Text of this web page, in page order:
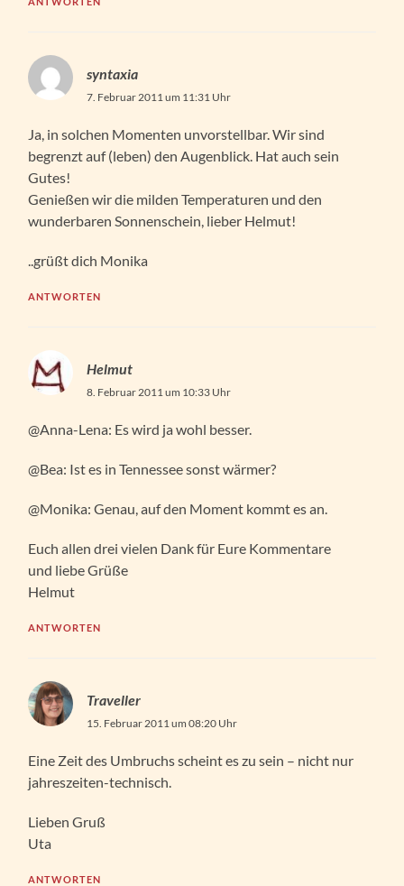
syntaxia
7. Februar 2011 um 11:31 Uhr
Ja, in solchen Momenten unvorstellbar. Wir sind
begrenzt auf (leben) den Augenblick. Hat auch sein
Gutes!
Genießen wir die milden Temperaturen und den
wunderbaren Sonnenschein, lieber Helmut!
..grüßt dich Monika
ANTWORTEN
Helmut
8. Februar 2011 um 10:33 Uhr
@Anna-Lena: Es wird ja wohl besser.
@Bea: Ist es in Tennessee sonst wärmer?
@Monika: Genau, auf den Moment kommt es an.
Euch allen drei vielen Dank für Eure Kommentare
und liebe Grüße
Helmut
ANTWORTEN
Traveller
15. Februar 2011 um 08:20 Uhr
Eine Zeit des Umbruchs scheint es zu sein – nicht nur
jahreszeiten-technisch.
Lieben Gruß
Uta
ANTWORTEN